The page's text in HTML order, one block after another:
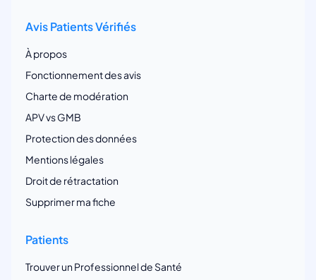
Avis Patients Vérifiés
À propos
Fonctionnement des avis
Charte de modération
APV vs GMB
Protection des données
Mentions légales
Droit de rétractation
Supprimer ma fiche
Patients
Trouver un Professionnel de Santé